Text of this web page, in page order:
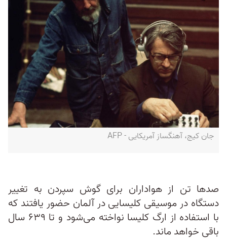
جان کیج، آهنگساز آمریکایی - AFP
صدها تن از هواداران برای گوش سپردن به تغییر
دستگاه در موسیقی کلیسایی در آلمان حضور یافتند که
با استفاده از ارگ کلیسا نواخته می‌شود و تا ۶۳۹ سال
باقی خواهد ماند.